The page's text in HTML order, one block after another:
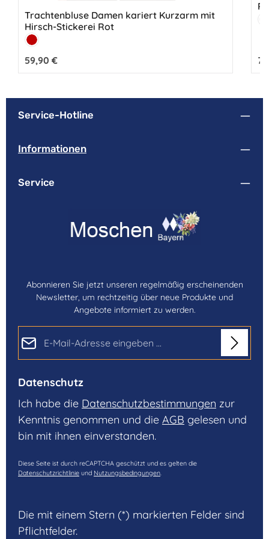
Trachtenbluse Damen kariert Kurzarm mit
Hirsch-Stickerei Rot
Farbe:
Kirschrot
Regulärer Preis:
59,90 €
Service-Hotline
Informationen
Service
Abonnieren Sie jetzt unseren regelmäßig erscheinenden
Newsletter, um rechtzeitig über neue Produkte und
Angebote informiert zu werden.
Datenschutz
Ich habe die Datenschutzbestimmungen zur
Kenntnis genommen und die AGB gelesen und
bin mit ihnen einverstanden.
Diese Seite ist durch reCAPTCHA geschützt und es gelten die
Datenschutzrichtlinie und Nutzungsbedingungen.
Die mit einem Stern (*) markierten Felder sind
Pflichtfelder.